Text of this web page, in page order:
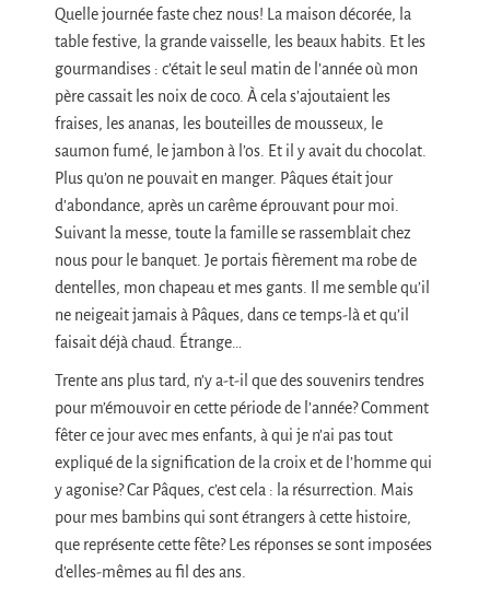
Quelle journée faste chez nous! La maison décorée, la
table festive, la grande vaisselle, les beaux habits. Et les
gourmandises : c’était le seul matin de l’année où mon
père cassait les noix de coco. À cela s’ajoutaient les
fraises, les ananas, les bouteilles de mousseux, le
saumon fumé, le jambon à l’os. Et il y avait du chocolat.
Plus qu’on ne pouvait en manger. Pâques était jour
d’abondance, après un carême éprouvant pour moi.
Suivant la messe, toute la famille se rassemblait chez
nous pour le banquet. Je portais fièrement ma robe de
dentelles, mon chapeau et mes gants. Il me semble qu’il
ne neigeait jamais à Pâques, dans ce temps-là et qu’il
faisait déjà chaud. Étrange…
Trente ans plus tard, n’y a-t-il que des souvenirs tendres
pour m’émouvoir en cette période de l’année? Comment
fêter ce jour avec mes enfants, à qui je n’ai pas tout
expliqué de la signification de la croix et de l’homme qui
y agonise? Car Pâques, c’est cela : la résurrection. Mais
pour mes bambins qui sont étrangers à cette histoire,
que représente cette fête? Les réponses se sont imposées
d’elles-mêmes au fil des ans.